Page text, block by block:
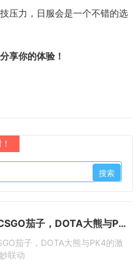
压力，日服会是一个不错的选
享你的体验！
当熊大跨界CSGO茄子，DOTA大熊与PK4的激情互喷引爆奇妙联动
茄子，DOTA大熊与PK4的激
联动